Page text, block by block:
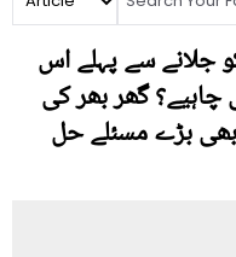
جلانے سے پہلے اس
گھر بھر کی
بڑے مسئلے حل